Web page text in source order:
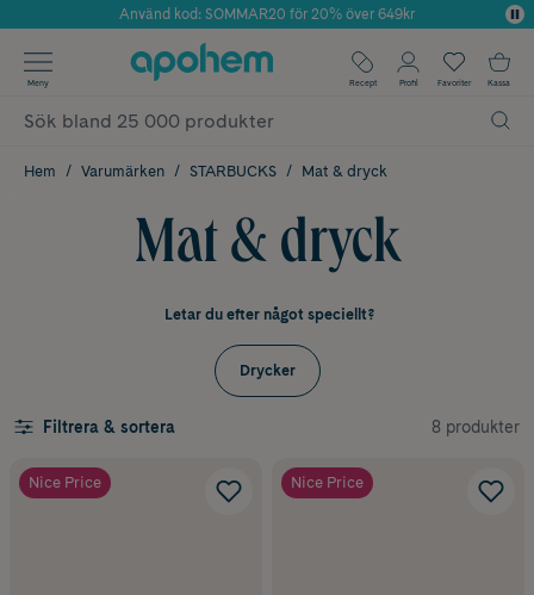
Använd kod: SOMMAR20 för 20% över 649kr
✓ Fri frakt
✓ Poäng på alla köp*
Meny Recept Profil Favoriter Kassa
Hem Varumärken STARBUCKS Mat & dryck
Mat & dryck
Letar du efter något speciellt?
Drycker
Filtrera & sortera 8 produkter
Nice Price Nice Price